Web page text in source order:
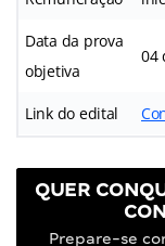
Data da prova
objetiva
04
Link do edital
QUER
Prepare-se